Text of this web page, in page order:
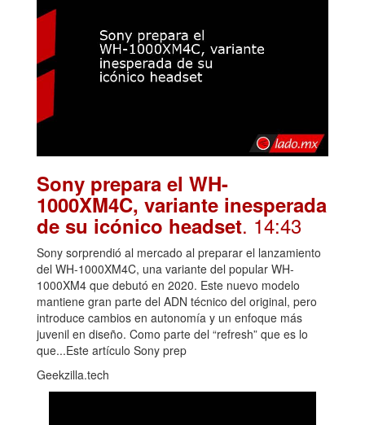
Sony prepara el WH-
1000XM4C, variante inesperada
de su icónico headset. 14:43
Sony sorprendió al mercado al preparar el lanzamiento
del WH-1000XM4C, una variante del popular WH-
1000XM4 que debutó en 2020. Este nuevo modelo
mantiene gran parte del ADN técnico del original, pero
introduce cambios en autonomía y un enfoque más
juvenil en diseño. Como parte del “refresh” que es lo
que...Este artículo Sony prep
Geekzilla.tech